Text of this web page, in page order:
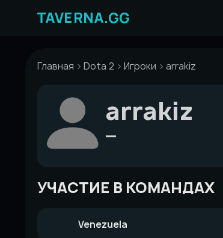
Главная Dota 2 Игроки arrakiz
arrakiz
—
УЧАСТИЕ В КОМАНДАХ
Venezuela